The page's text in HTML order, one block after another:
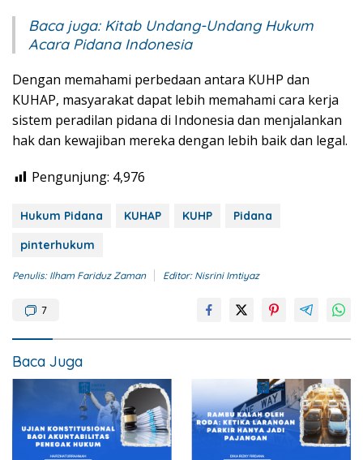
Baca juga: Kitab Undang-Undang Hukum
Acara Pidana Indonesia
Dengan memahami perbedaan antara KUHP dan
KUHAP, masyarakat dapat lebih memahami cara kerja
sistem peradilan pidana di Indonesia dan menjalankan
hak dan kewajiban mereka dengan lebih baik dan legal.
Pengunjung: 4,976
Hukum Pidana KUHAP KUHP
Pidana
pinterhukum
Penulis: Ilham Fariduz Zaman Editor: Nisrini Imtiyaz
7
Baca Juga